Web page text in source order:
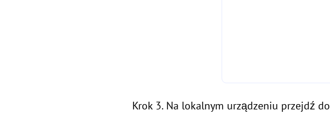
Krok 3. Na lokalnym urządzeniu przejdź do